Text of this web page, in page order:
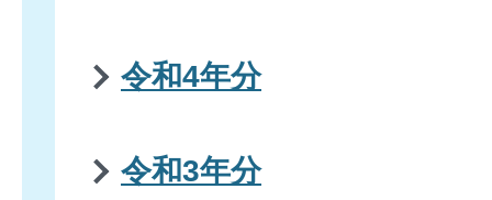
令和4年分
令和3年分